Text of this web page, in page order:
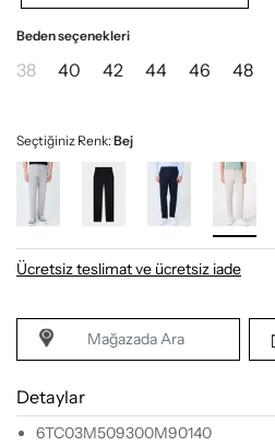
Beden seçenekleri
38 40 42 44 46 48
Seçtiğiniz Renk:Bej
Ücretsiz teslimat ve ücretsiz iade
Mağazada Ara
Detaylar
6TC03M509300M90140